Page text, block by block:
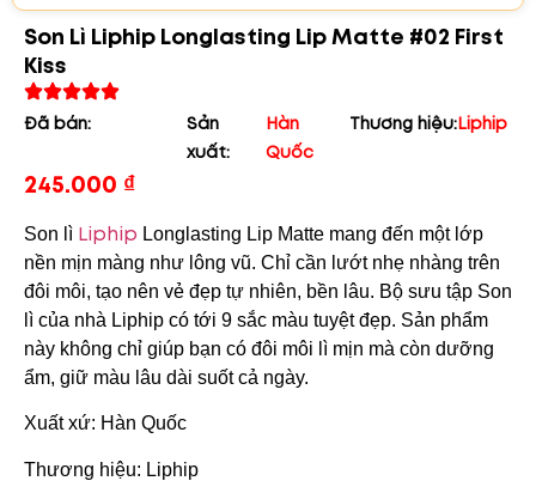
Son Lì Liphip Longlasting Lip Matte #02 First
Kiss
Đã bán:
Sản
xuất:
Hàn
Quốc
Thương hiệu:Liphip
245.000 ₫
Son lì Liphip Longlasting Lip Matte mang đến một lớp
nền mịn màng như lông vũ. Chỉ cần lướt nhẹ nhàng trên
đôi môi, tạo nên vẻ đẹp tự nhiên, bền lâu. Bộ sưu tập Son
lì của nhà Liphip có tới 9 sắc màu tuyệt đẹp. Sản phẩm
này không chỉ giúp bạn có đôi môi lì mịn mà còn dưỡng
ẩm, giữ màu lâu dài suốt cả ngày.
Xuất xứ: Hàn Quốc
Thương hiệu: Liphip